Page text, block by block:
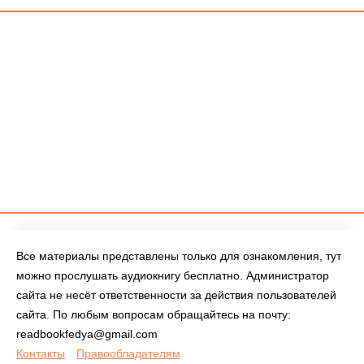
Все материалы представлены только для ознакомления, тут
можно прослушать аудиокнигу бесплатно. Администратор
сайта не несёт ответственности за действия пользователей
сайта. По любым вопросам обращайтесь на почту:
readbookfedya@gmail.com
Контакты
Правообладателям